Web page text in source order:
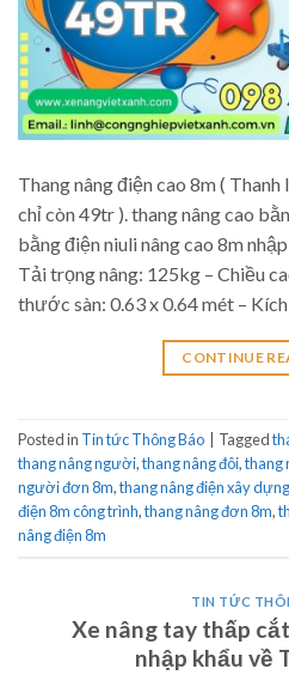
Thang nâng điện cao 8m (
chỉ còn 49tr ). thang nâng cao
bằng điện niuli nâng cao 8m
Tải trọng nâng: 125kg – Chiều
thước sàn: 0.63 x 0.64 mét –
CONTINUE
Posted in Tin tức Thông Báo Tagged
thang nâng người,thang nâng đôi,thang
người đơn 8m,thang nâng điện xây dựng
điện 8m công trình,thang nâng đơn 8m,
nâng điện 8m
TIN TỨC
Xe nâng tay thấp
nhập khẩu về